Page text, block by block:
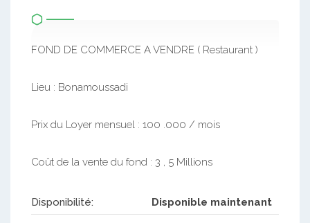
FOND DE COMMERCE A VENDRE ( Restaurant )
Lieu : Bonamoussadi
Prix du Loyer mensuel : 100 .000 / mois
Coût de la vente du fond : 3 , 5 Millions
Disponibilité: Disponible maintenant